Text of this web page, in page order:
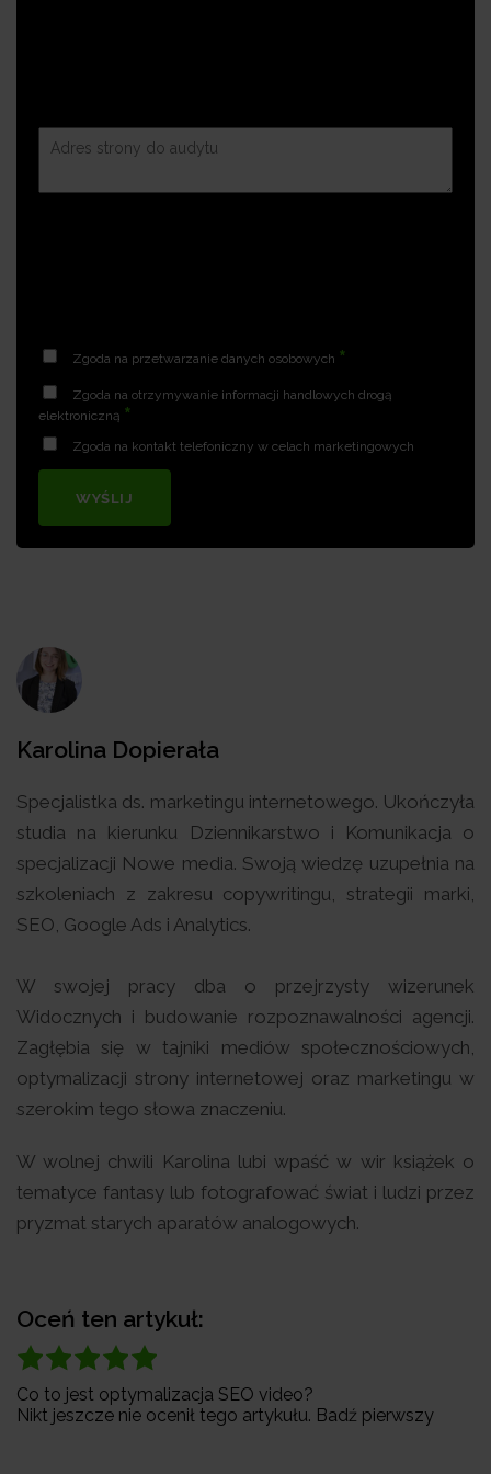
Zgoda na przetwarzanie danych osobowych *
Zgoda na otrzymywanie informacji handlowych drogą
elektroniczną *
Zgoda na kontakt telefoniczny w celach marketingowych
WYŚLIJ
Karolina Dopierała
Specjalistka ds. marketingu internetowego. Ukończyła
studia na kierunku Dziennikarstwo i Komunikacja o
specjalizacji Nowe media. Swoją wiedzę uzupełnia na
szkoleniach z zakresu copywritingu, strategii marki,
SEO, Google Ads i Analytics.
W swojej pracy dba o przejrzysty wizerunek
Widocznych i budowanie rozpoznawalności agencji.
Zagłębia się w tajniki mediów społecznościowych,
optymalizacji strony internetowej oraz marketingu w
szerokim tego słowa znaczeniu.
W wolnej chwili Karolina lubi wpaść w wir książek o
tematyce fantasy lub fotografować świat i ludzi przez
pryzmat starych aparatów analogowych.
Oceń ten artykuł:
Co to jest optymalizacja SEO video?
Nikt jeszcze nie ocenił tego artykułu. Badź pierwszy